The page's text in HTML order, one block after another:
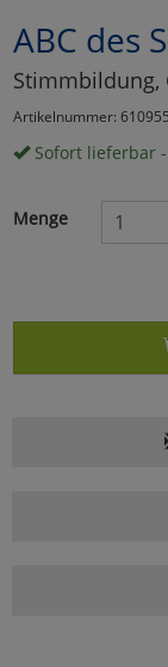
ABC des
Stimmbildung,
Artikelnummer:
Sofort lieferbar -
Menge
Marketing
Umfragetools